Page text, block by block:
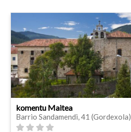
komentu Maitea
Barrio Sandamendi, 41 (Gordexola)